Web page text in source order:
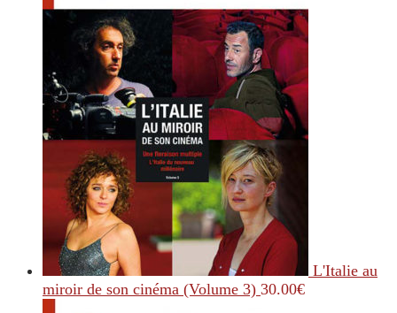
L'Italie au
miroir de son cinéma (Volume 3) 30.00€